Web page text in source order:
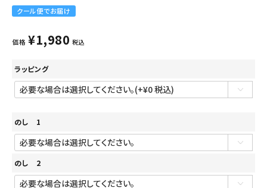
クール便でお届け
価格 ¥1,980 税込
ラッピング
のし 1
のし 2